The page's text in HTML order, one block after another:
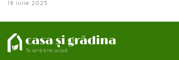
18 iulie 2025